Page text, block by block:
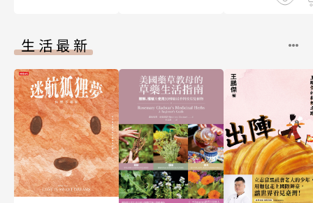
生活最新